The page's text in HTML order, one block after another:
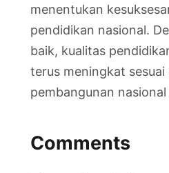
menentukan
pendidikan nasional.
baik, kualitas
terus meningkat
pembangunan
Comments